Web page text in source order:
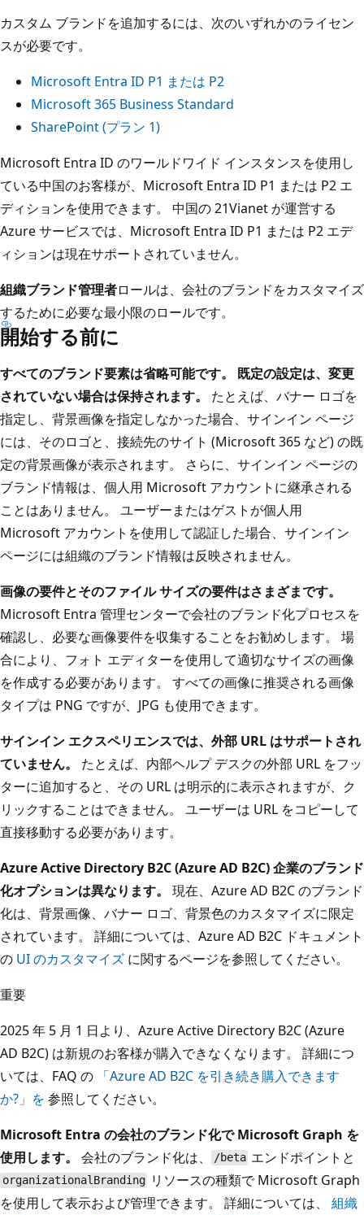
カスタム ブランドを追加するには、次のいずれかのライセン
スが必要です。
Microsoft Entra ID P1 または P2
Microsoft 365 Business Standard
SharePoint (プラン 1)
Microsoft Entra ID のワールドワイド インスタンスを使用し
ている中国のお客様が、Microsoft Entra ID P1 または P2 エ
ディションを使用できます。 中国の 21Vianet が運営する
Azure サービスでは、Microsoft Entra ID P1 または P2 エデ
ィションは現在サポートされていません。
組織ブランド管理者ロールは、会社のブランドをカスタマイズ
するために必要な最小限のロールです。
開始する前に
すべてのブランド要素は省略可能です。 既定の設定は、変更
されていない場合は保持されます。
たとえば、バナー ロゴを
指定し、背景画像を指定しなかった場合、サインイン ページ
には、そのロゴと、接続先のサイト (Microsoft 365 など) の既
定の背景画像が表示されます。 さらに、サインイン ページの
ブランド情報は、個人用 Microsoft アカウントに継承される
ことはありません。 ユーザーまたはゲストが個人用
Microsoft アカウントを使用して認証した場合、サインイン
ページには組織のブランド情報は反映されません。
画像の要件とそのファイル サイズの要件はさまざまです。
Microsoft Entra 管理センターで会社のブランド化プロセスを
確認し、必要な画像要件を収集することをお勧めします。 場
合により、フォト エディターを使用して適切なサイズの画像
を作成する必要があります。 すべての画像に推奨される画像
タイプは PNG ですが、JPG も使用できます。
サインイン エクスペリエンスでは、外部 URL はサポートされ
ていません。
たとえば、内部ヘルプ デスクの外部 URL をフッ
ターに追加すると、その URL は明示的に表示されますが、ク
リックすることはできません。 ユーザーは URL をコピーして
直接移動する必要があります。
Azure Active Directory B2C (Azure AD B2C) 企業のブランド
化オプションは異なります。
現在、Azure AD B2C のブランド
化は、背景画像、バナー ロゴ、背景色のカスタマイズに限定
されています。 詳細については、Azure AD B2C ドキュメント
の UI のカスタマイズ に関するページを参照してください。
重要
2025 年 5 月 1 日より、Azure Active Directory B2C (Azure
AD B2C) は新規のお客様が購入できなくなります。 詳細につ
いては、FAQ の 「Azure AD B2C を引き続き購入できます
か?」を 参照してください。
Microsoft Entra の会社のブランド化で Microsoft Graph を
使用します。
会社のブランド化は、 /beta エンドポイントと
organizationalBranding リソースの種類で Microsoft Graph
を使用して表示および管理できます。 詳細については、 組織